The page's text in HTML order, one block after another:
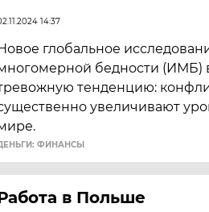
14:37
глобальное
бедности (ИМБ)
тенденцию:
увеличивают
ФИНАНСЫ
в Польше